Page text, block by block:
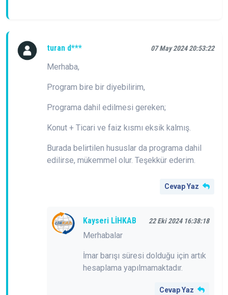
turan d*** 07 May 2024 20:53:22
Merhaba,
Program bire bir diyebilirim,
Programa dahil edilmesi gereken;
Konut + Ticari ve faiz kısmı eksik kalmış.
Burada belirtilen hususlar da programa dahil
edilirse, mükemmel olur. Teşekkür ederim.
Cevap Yaz
Kayseri LİHKAB 22 Eki 2024 16:38:18
Merhabalar
İmar barışı süresi dolduğu için artık
hesaplama yapılmamaktadır.
Cevap Yaz